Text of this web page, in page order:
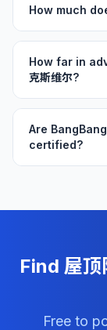
How much
How far in
克斯维尔?
Are
certified?
Find 屋
Free to